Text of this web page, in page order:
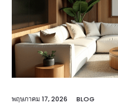
พฤษภาคม 17, 2026 BLOG